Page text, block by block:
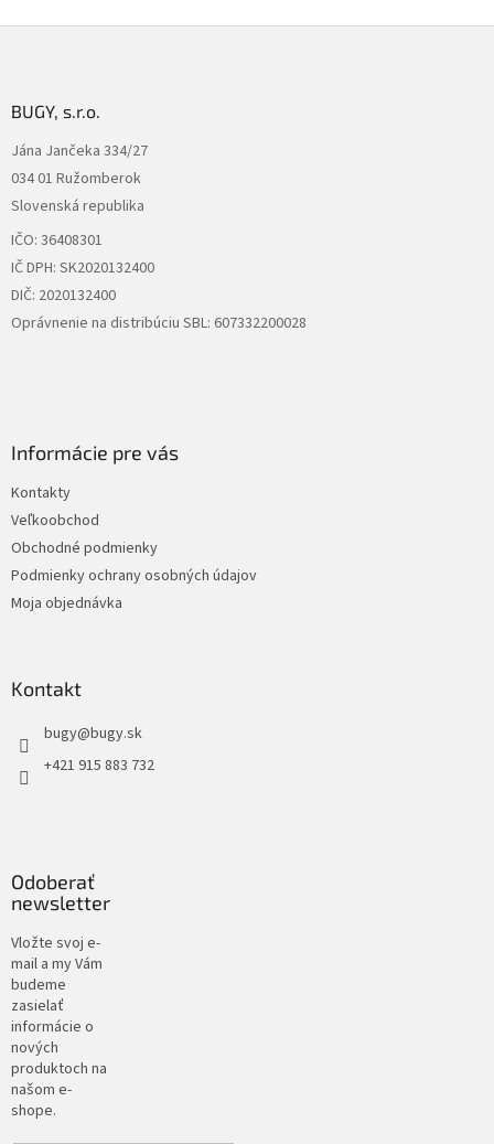
BUGY, s.r.o.
Jána Jančeka 334/27
034 01 Ružomberok
Slovenská republika
IČO: 36408301
IČ DPH: SK2020132400
DIČ: 2020132400
Oprávnenie na distribúciu SBL: 607332200028
Informácie pre vás
Kontakty
Veľkoobchod
Obchodné podmienky
Podmienky ochrany osobných údajov
Moja objednávka
Kontakt
bugy@bugy.sk
+421 915 883 732
Odoberať
newsletter
Vložte svoj e-
mail a my Vám
budeme
zasielať
informácie o
nových
produktoch na
našom e-
shope.